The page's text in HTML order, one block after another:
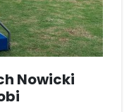
Nowicki